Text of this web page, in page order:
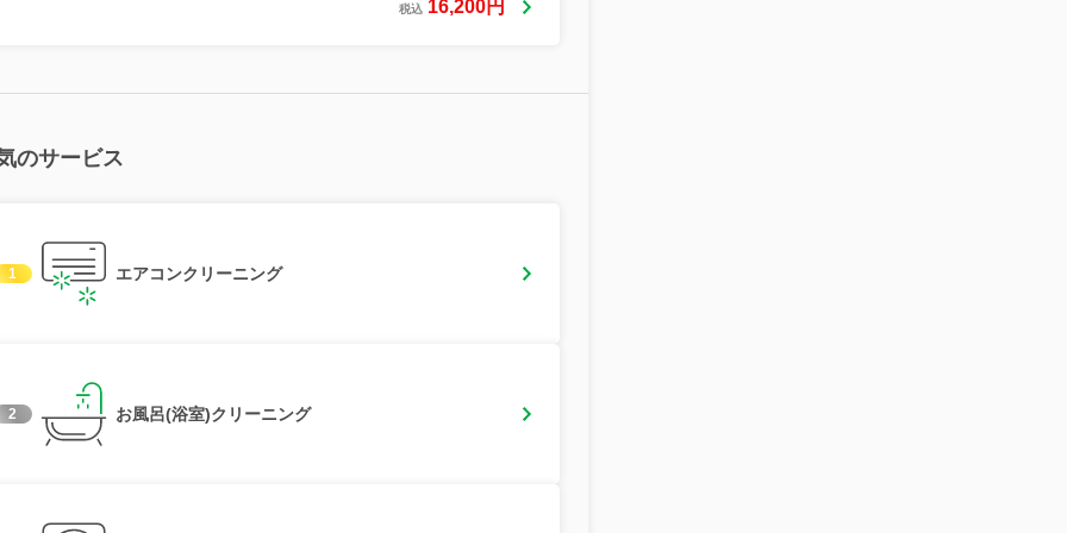
税込 16,200円
のサービス
1 エアコンクリーニング
2 お風呂(浴室)クリーニング